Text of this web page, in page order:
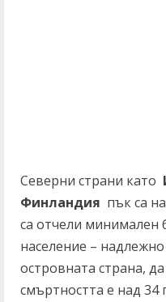
Северни страни като
Финландия пък са
са отчели
население –
островната страна,
смъртността е над 34